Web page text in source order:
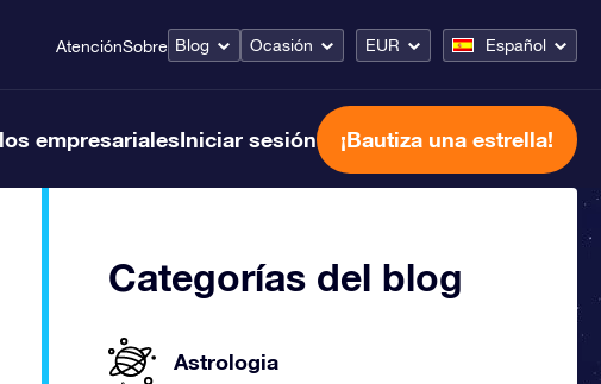
AtenciónSobre Blog Ocasión EUR Español
empresarialesIniciar sesión ¡Bautiza una estrella!
Categorías del blog
Astrologia